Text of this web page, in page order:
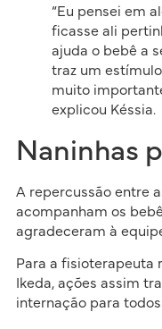
“Eu pensei em
ficasse ali
ajuda o bebê a
traz um
muito
explicou Késsia.
Naninhas
A repercussão entre
acompanham os
agradeceram à
Para a fisioterapeuta
Ikeda, ações assim
internação para